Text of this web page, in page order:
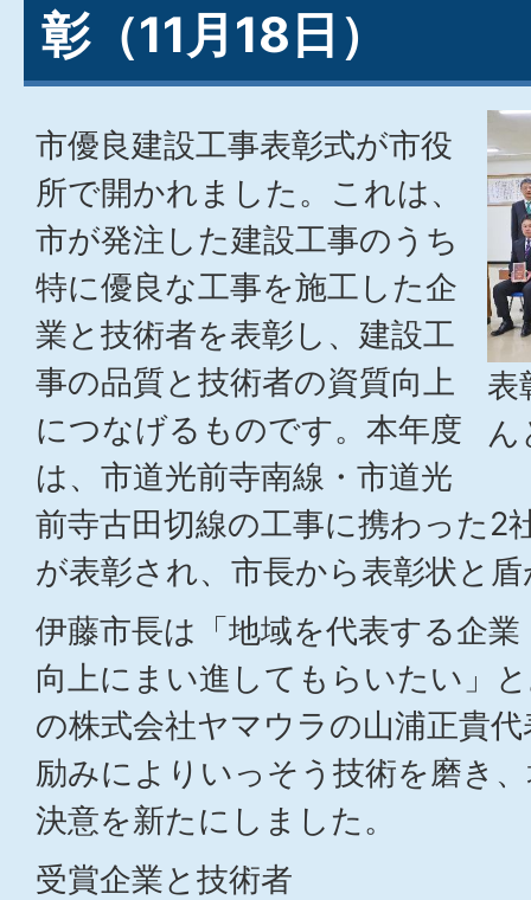
彰（11月18日）
表
ん
市優良建設工事表彰式が市役
所で開かれました。これは、
市が発注した建設工事のうち
特に優良な工事を施工した企
業と技術者を表彰し、建設工
事の品質と技術者の資質向上
につなげるものです。本年度
は、市道光前寺南線・市道光
前寺古田切線の工事に携わった2
が表彰され、市長から表彰状と
伊藤市長は「地域を代表する企
向上にまい進してもらいたい」
の株式会社ヤマウラの山浦正貴
励みによりいっそう技術を磨き
決意を新たにしました。
受賞企業と技術者